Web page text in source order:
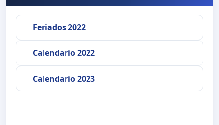
Feriados 2022
Calendario 2022
Calendario 2023